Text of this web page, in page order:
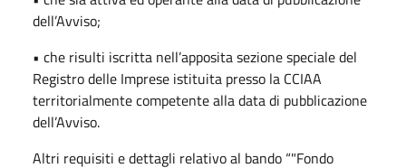
dell’Avviso;
• che risulti iscritta nell’apposita sezione speciale del
Registro delle Imprese istituita presso la CCIAA
territorialmente competente alla data di pubblicazione
dell’Avviso.
Altri requisiti e dettagli relativo al bando “"Fondo